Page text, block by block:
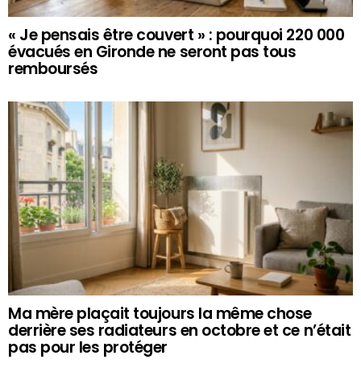
« Je pensais être couvert » : pourquoi 220 000
évacués en Gironde ne seront pas tous
remboursés
Ma mère plaçait toujours la même chose
derrière ses radiateurs en octobre et ce n’était
pas pour les protéger